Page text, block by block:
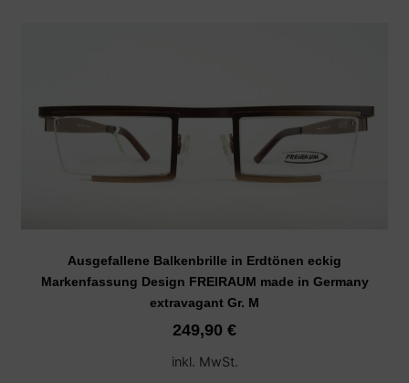
Ausgefallene Balkenbrille in Erdtönen eckig
Markenfassung Design FREIRAUM made in Germany
extravagant Gr. M
249,90 €
inkl. MwSt.